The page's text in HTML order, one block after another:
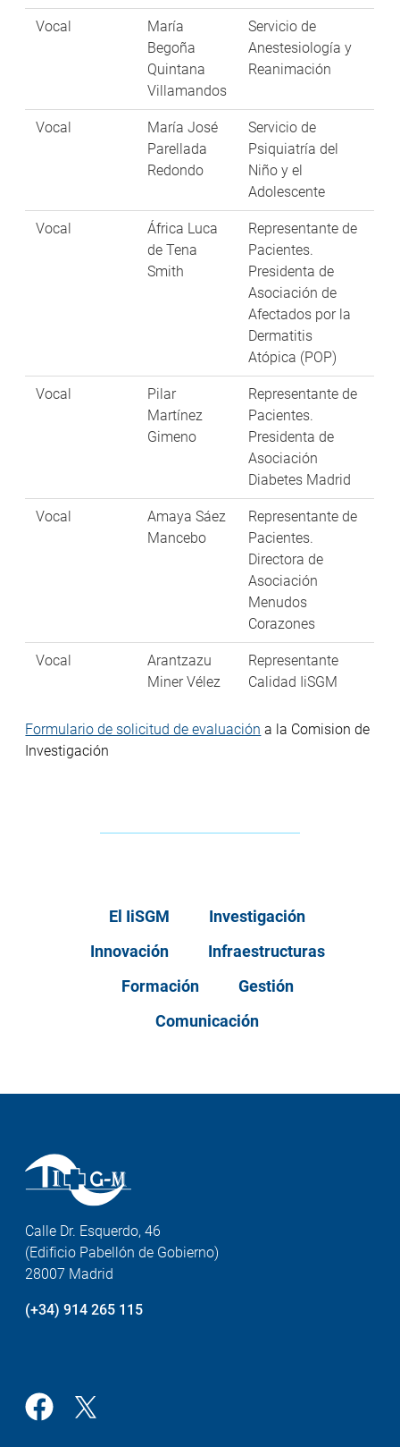
Vocal
María
Begoña
Quintana
Villamandos
Servicio de
Anestesiología y
Reanimación
Vocal
María José
Parellada
Redondo
Servicio de
Psiquiatría del
Niño y el
Adolescente
Vocal
África Luca
de Tena
Smith
Representante de
Pacientes.
Presidenta de
Asociación de
Afectados por la
Dermatitis
Atópica (POP)
Vocal
Pilar
Martínez
Gimeno
Representante de
Pacientes.
Presidenta de
Asociación
Diabetes Madrid
Vocal
Amaya Sáez
Mancebo
Representante de
Pacientes.
Directora de
Asociación
Menudos
Corazones
Vocal
Arantzazu
Miner Vélez
Representante
Calidad IiSGM
Formulario de solicitud de evaluación a la Comision de
Investigación
El IiSGM
Investigación
Innovación
Infraestructuras
Formación
Gestión
Comunicación
Calle Dr. Esquerdo, 46
(Edificio Pabellón de Gobierno)
28007 Madrid
(+34) 914 265 115